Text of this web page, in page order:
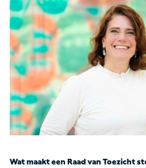
Wat maakt een Raad van Toezicht